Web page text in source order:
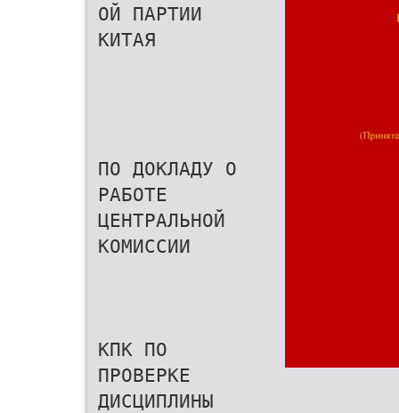
ОЙ ПАРТИИ
КИТАЯ
ПО ДОКЛАДУ О
РАБОТЕ
ЦЕНТРАЛЬНОЙ
КОМИССИИ
КПК ПО
ПРОВЕРКЕ
ДИСЦИПЛИНЫ